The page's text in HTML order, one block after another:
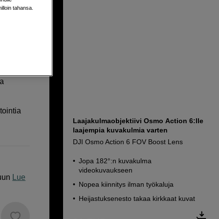
Lue
Laajakulmaobjektiivi Osmo Action 6:lle
laajempia kuvakulmia varten
DJI Osmo Action 6 FOV Boost Lens
Jopa 182°:n kuvakulma
videokuvaukseen
Nopea kiinnitys ilman työkaluja
Heijastuksenesto takaa kirkkaat kuvat
tahansa.